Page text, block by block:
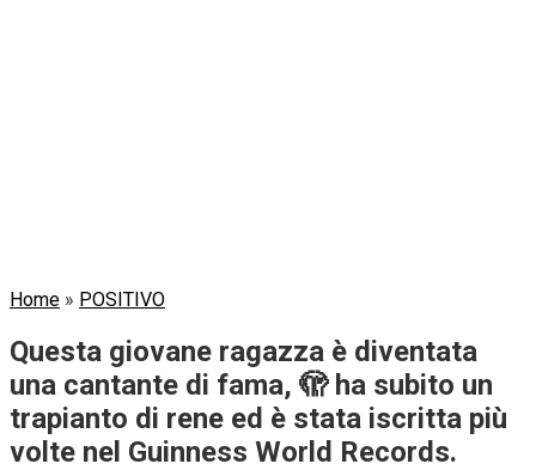
Home » POSITIVO
Questa giovane ragazza è diventata
una cantante di fama, 🫣 ha subito un
trapianto di rene ed è stata iscritta più
volte nel Guinness World Records.